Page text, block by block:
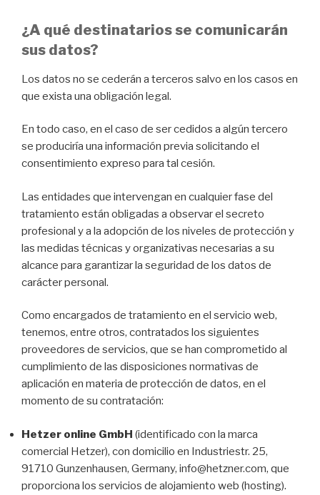
¿A qué destinatarios se comunicarán
sus datos?
Los datos no se cederán a terceros salvo en los casos en
que exista una obligación legal.
En todo caso, en el caso de ser cedidos a algún tercero
se produciría una información previa solicitando el
consentimiento expreso para tal cesión.
Las entidades que intervengan en cualquier fase del
tratamiento están obligadas a observar el secreto
profesional y a la adopción de los niveles de protección y
las medidas técnicas y organizativas necesarias a su
alcance para garantizar la seguridad de los datos de
carácter personal.
Como encargados de tratamiento en el servicio web,
tenemos, entre otros, contratados los siguientes
proveedores de servicios, que se han comprometido al
cumplimiento de las disposiciones normativas de
aplicación en materia de protección de datos, en el
momento de su contratación:
Hetzer online GmbH (identificado con la marca
comercial Hetzer), con domicilio en Industriestr. 25,
91710 Gunzenhausen, Germany, info@hetzner.com, que
proporciona los servicios de alojamiento web (hosting).